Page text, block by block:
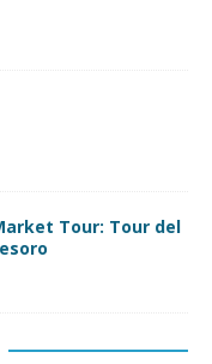
Tour: Tour del